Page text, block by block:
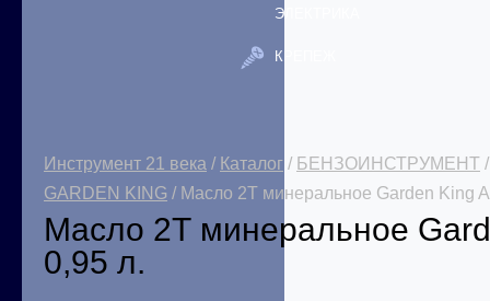
ЭЛЕКТРИКА
КРЕПЕЖ
Инструмент 21 века / Каталог / БЕНЗОИНСТРУМЕНТ
GARDEN KING / Масло 2Т минеральное Garden King
Масло 2Т минеральное
0,95 л.